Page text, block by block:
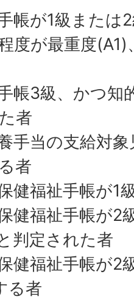
帳が1級または
度が最重度
帳3級、かつ知
者
手当の支給対
者
健福祉手帳が1
健福祉手帳が2
判定された者
健福祉手帳が2
る者